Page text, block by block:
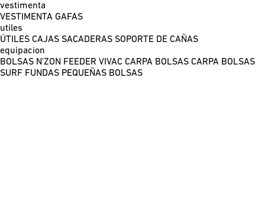
vestimenta
VESTIMENTA GAFAS
utiles
ÚTILES CAJAS SACADERAS SOPORTE DE CAÑAS
equipacion
BOLSAS N'ZON FEEDER VIVAC CARPA BOLSAS CARPA BOLSAS
SURF FUNDAS PEQUEÑAS BOLSAS